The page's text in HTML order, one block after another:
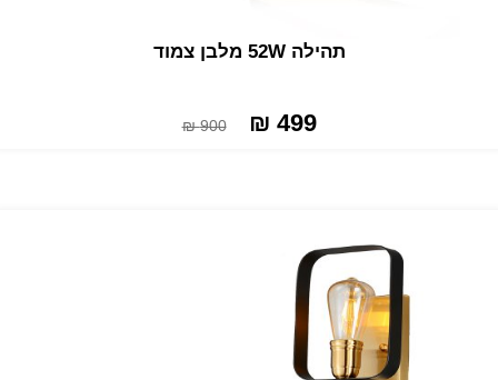
תהילה 52W מלבן צמוד
499 ₪
900 ₪